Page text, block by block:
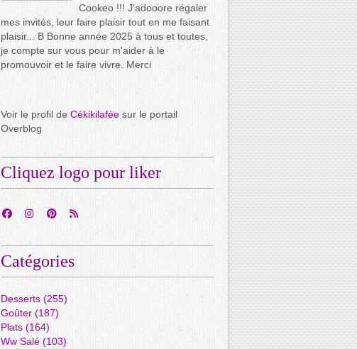
Cookeo !!! J’adooore régaler
mes invités, leur faire plaisir tout en me faisant
plaisir... B Bonne année 2025 à tous et toutes,
je compte sur vous pour m'aider à le
promouvoir et le faire vivre. Merci
Voir le profil de Cékikilafée sur le portail
Overblog
Cliquez logo pour liker
Catégories
Desserts (255)
Goûter (187)
Plats (164)
Ww Salé (103)